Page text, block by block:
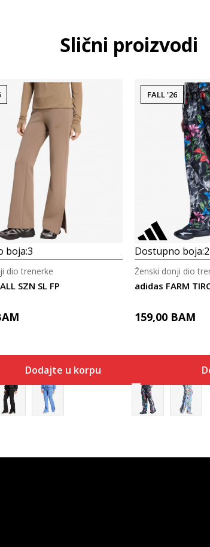
Slični proizvodi
boja:3
SZN SL FP
dio trenerke
Dodajte u korpu
FALL '26
Dostupno boja:2
adidas FARM
Ženski donji dio
159,00 BAM